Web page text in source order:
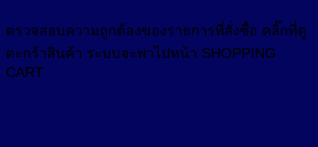
ตรวจสอบความถูกต้องของรายการที่สั่งซื้อ คลิ๊กที่ดู
ตะกร้าสินค้า ระบบจะพาไปหน้า SHOPPING
CART